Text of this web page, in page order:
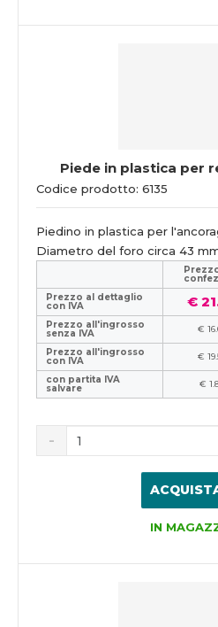
Piede in plastica per
Codice prodotto: 6135
Piedino in plastica per
Diametro del foro circa 43
Prezzo al dettaglio
con IVA €
Prezzo all'ingrosso
senza IVA €
Prezzo all'ingrosso
con IVA €
con partita IVA
salvare €
IN